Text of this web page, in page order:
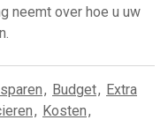
neemt over hoe u uw
, Budget, Extra
, Kosten,